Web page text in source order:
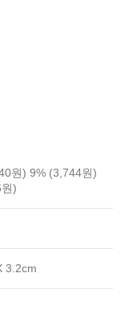
원) 9% (3,744원)
)
3.2cm